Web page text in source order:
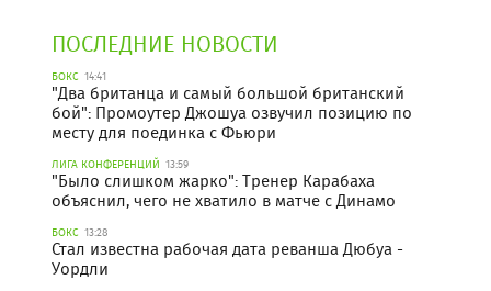
ПОСЛЕДНИЕ НОВОСТИ
БОКС 14:41
"Два британца и самый большой британский
бой": Промоутер Джошуа озвучил позицию по
месту для поединка с Фьюри
ЛИГА КОНФЕРЕНЦИЙ 13:59
"Было слишком жарко": Тренер Карабаха
объяснил, чего не хватило в матче с Динамо
БОКС 13:28
Стал известна рабочая дата реванша Дюбуа -
Уордли